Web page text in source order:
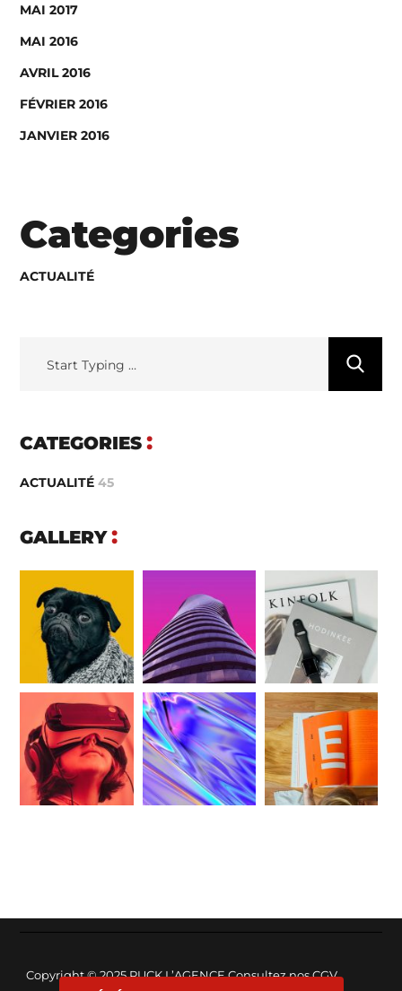
MAI 2017
MAI 2016
AVRIL 2016
FÉVRIER 2016
JANVIER 2016
Categories
ACTUALITÉ
CATEGORIES
ACTUALITÉ 45
GALLERY
Copyright © 2025PUCK L’AGENCEConsultez nosCGV